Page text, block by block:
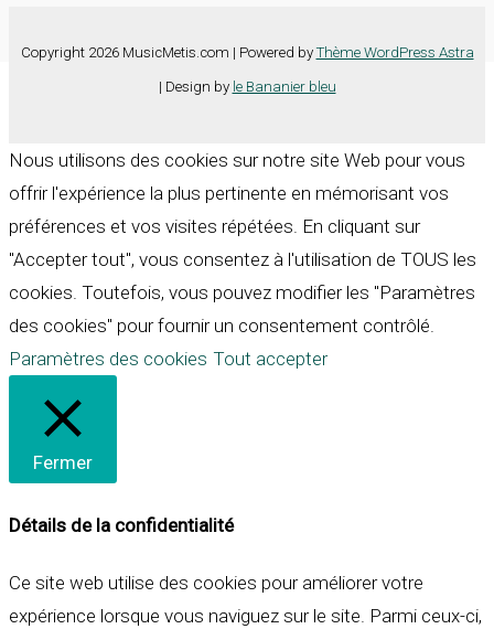
Copyright 2026 MusicMetis.com | Powered by Thème WordPress Astra
| Design by le Bananier bleu
Nous utilisons des cookies sur notre site Web pour vous
offrir l'expérience la plus pertinente en mémorisant vos
préférences et vos visites répétées. En cliquant sur
"Accepter tout", vous consentez à l'utilisation de TOUS les
cookies. Toutefois, vous pouvez modifier les "Paramètres
des cookies" pour fournir un consentement contrôlé.
Paramètres des cookies Tout accepter
Fermer
Détails de la confidentialité
Ce site web utilise des cookies pour améliorer votre
expérience lorsque vous naviguez sur le site. Parmi ceux-ci,